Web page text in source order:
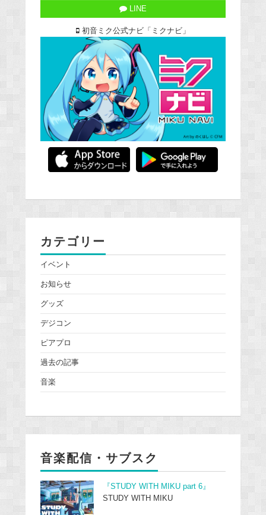
LINE
初音ミク公式ナビ「ミクナビ」
カテゴリー
イベント
お知らせ
グッズ
デジコン
ピアプロ
過去の記事
音楽
音楽配信・サブスク
『STUDY WITH MIKU part 6』
STUDY WITH MIKU